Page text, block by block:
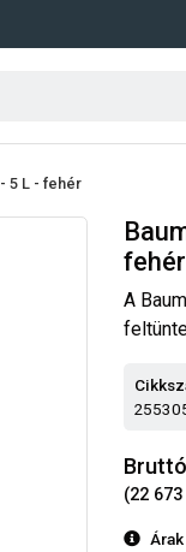
5 L - fehér
fehér
A
(22